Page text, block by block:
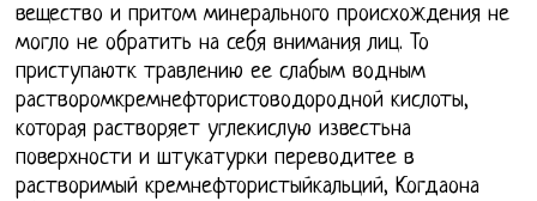
вещество и притом минерального происхождения не
могло не обратить на себя внимания лиц. То
приступаютк травлению ее слабым водным
растворомкремнефтористоводородной кислоты,
которая растворяет углекислую известьна
поверхности и штукатурки переводитее в
растворимый кремнефтористыйкальций, Когдаона